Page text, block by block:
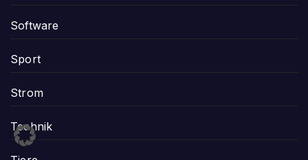
Software
Sport
Strom
Technik